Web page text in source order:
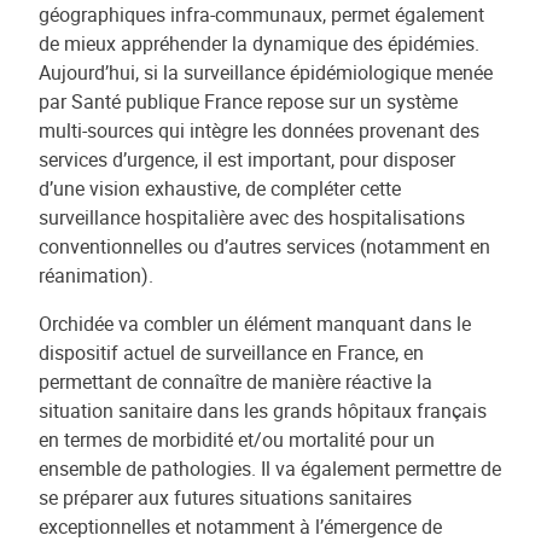
géographiques infra-communaux, permet également
de mieux appréhender la dynamique des épidémies.
Aujourd’hui, si la surveillance épidémiologique menée
par Santé publique France repose sur un système
multi-sources qui intègre les données provenant des
services d’urgence, il est important, pour disposer
d’une vision exhaustive, de compléter cette
surveillance hospitalière avec des hospitalisations
conventionnelles ou d’autres services (notamment en
réanimation).
Orchidée va combler un élément manquant dans le
dispositif actuel de surveillance en France, en
permettant de connaître de manière réactive la
situation sanitaire dans les grands hôpitaux français
en termes de morbidité et/ou mortalité pour un
ensemble de pathologies. Il va également permettre de
se préparer aux futures situations sanitaires
exceptionnelles et notamment à l’émergence de